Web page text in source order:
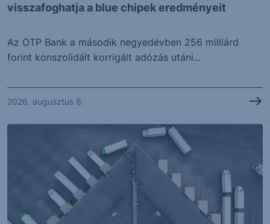
visszafoghatja a blue chipek eredményeit
Az OTP Bank a második negyedévben 256 milliárd
forint konszolidált korrigált adózás utáni...
2026. augusztus 6.